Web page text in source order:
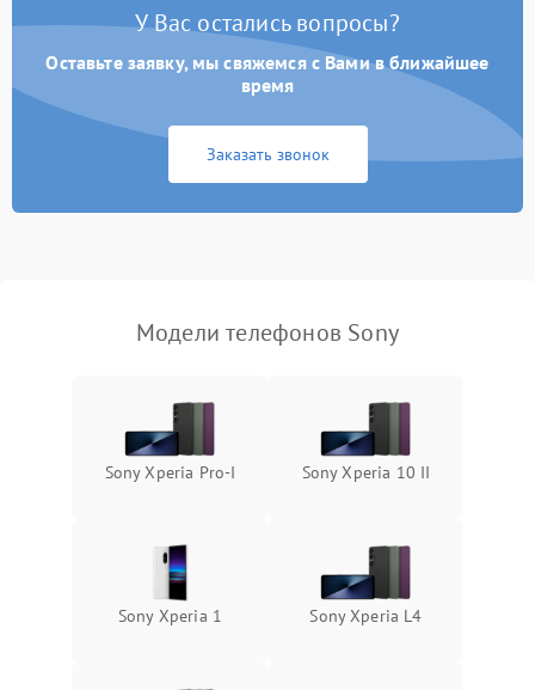
У Вас остались вопросы?
Оставьте заявку, мы свяжемся с Вами в ближайшее
время
Заказать звонок
Модели телефонов Sony
Sony Xperia Pro‑I Sony Xperia 10 II
Sony Xperia 1 Sony Xperia L4